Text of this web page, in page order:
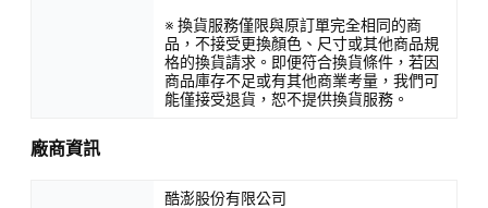
※ 換貨服務僅限與原訂單完全相同的商
品，不接受更換顏色、尺寸或其他商品規
格的換貨請求。即便符合換貨條件，若因
商品庫存不足或有其他商業考量，我們可
能僅接受退貨，恕不提供換貨服務。
廠商資訊
酷澎股份有限公司